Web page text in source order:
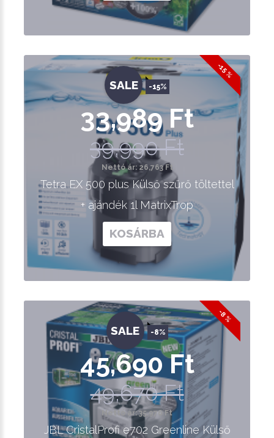
-15 %
SALE -15%
33,989 Ft
39,990 Ft
Nettó ár: 26,763 Ft
Tetra EX 500 plus Külső szűrő töltettel
+ ajándék 1l MatrixTrop
KOSÁRBA
-8 %
SALE -8%
45,690 Ft
49,670 Ft
Nettó ár: 35,976 Ft
JBL CristalProfi e702 Greenline Külső